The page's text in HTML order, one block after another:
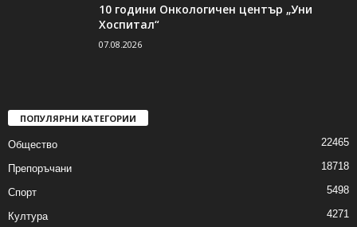
10 години Онкологичен център „Уни
Хоспитал“
07.08.2026
ПОПУЛЯРНИ КАТЕГОРИИ
Общество 22465
Препоръчани 18718
Спорт 5498
Култура 4271